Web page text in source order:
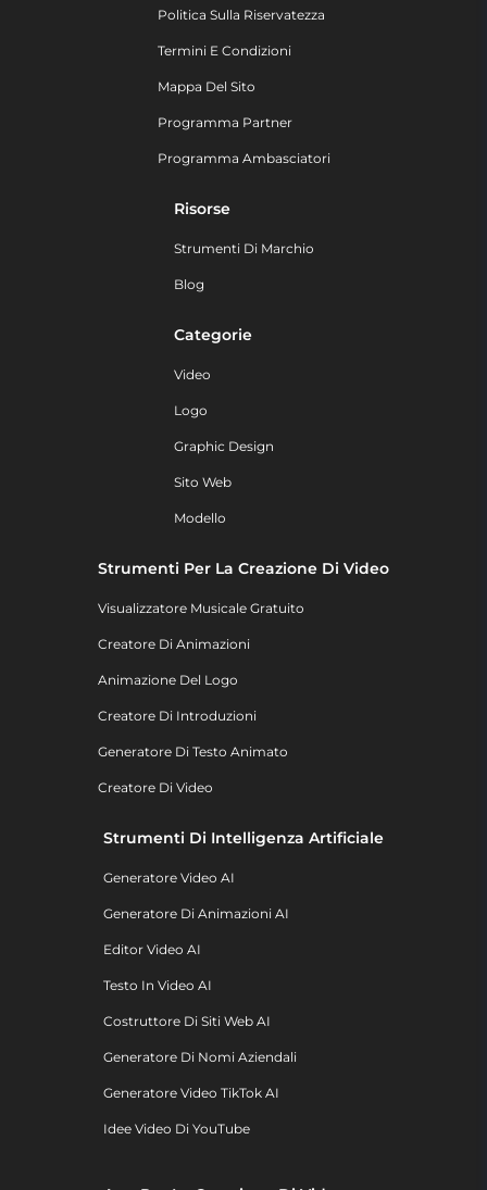
Politica Sulla Riservatezza
Termini E Condizioni
Mappa Del Sito
Programma Partner
Programma Ambasciatori
Risorse
Strumenti Di Marchio
Blog
Categorie
Video
Logo
Graphic Design
Sito Web
Modello
Strumenti Per La Creazione Di Video
Visualizzatore Musicale Gratuito
Creatore Di Animazioni
Animazione Del Logo
Creatore Di Introduzioni
Generatore Di Testo Animato
Creatore Di Video
Strumenti Di Intelligenza Artificiale
Generatore Video AI
Generatore Di Animazioni AI
Editor Video AI
Testo In Video AI
Costruttore Di Siti Web AI
Generatore Di Nomi Aziendali
Generatore Video TikTok AI
Idee Video Di YouTube